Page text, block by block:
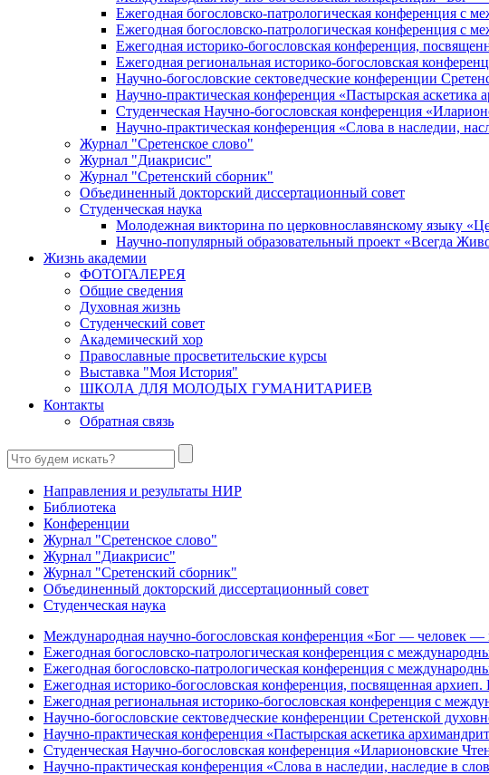
Ежегодная богословско-патрологическая конференция с
Ежегодная богословско-патрологическая конференция с
Ежегодная историко-богословская конференция,
Ежегодная региональная историко-богословская
Научно-богословские сектоведческие конференции
Научно-практическая конференция «Пастырская аскетика
Студенческая Научно-богословская конференция
Научно-практическая конференция «Cлова в наследии,
Журнал "Сретенское слово"
Журнал "Диакрисис"
Журнал "Сретенский сборник"
Объединенный докторский диссертационный совет
Студенческая наука
Молодежная викторина по церковнославянскому языку
Научно-популярный образовательный проект «Всегда
Жизнь академии
ФОТОГАЛЕРЕЯ
Общие сведения
Духовная жизнь
Студенческий совет
Академический хор
Православные просветительские курсы
Выставка "Моя История"
ШКОЛА ДЛЯ МОЛОДЫХ ГУМАНИТАРИЕВ
Контакты
Обратная связь
Направления и результаты НИР
Библиотека
Конференции
Журнал "Сретенское слово"
Журнал "Диакрисис"
Журнал "Сретенский сборник"
Объединенный докторский диссертационный совет
Студенческая наука
Международная научно-богословская конференция «Бог — человек —
Ежегодная богословско-патрологическая конференция с
Ежегодная богословско-патрологическая конференция с
Ежегодная историко-богословская конференция, посвященная
Ежегодная региональная историко-богословская конференция с
Научно-богословские сектоведческие конференции Сретенской
Научно-практическая конференция «Пастырская аскетика
Студенческая Научно-богословская конференция «Иларионовские
Научно-практическая конференция «Cлова в наследии, наследие в